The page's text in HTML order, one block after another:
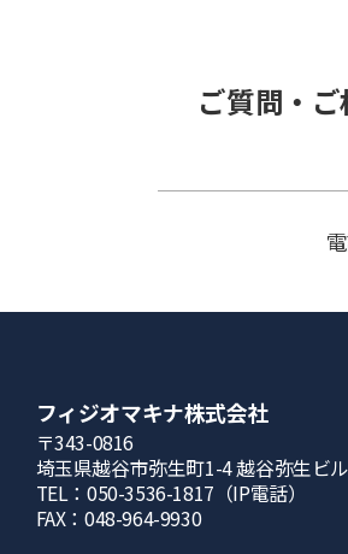
ご質問・
フィジオマキナ株式会社
〒343-0816
埼⽟県越⾕市弥⽣町1-4 越⾕弥⽣ビ
TEL：050-3536-1817（IP電話）
FAX：048-964-9930